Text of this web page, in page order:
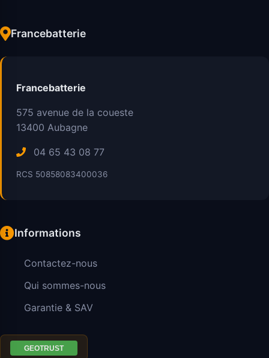
Francebatterie
Francebatterie
575 avenue de la coueste
13400 Aubagne
04 65 43 08 77
RCS 50858083400036
Informations
Contactez-nous
Qui sommes-nous
Garantie & SAV